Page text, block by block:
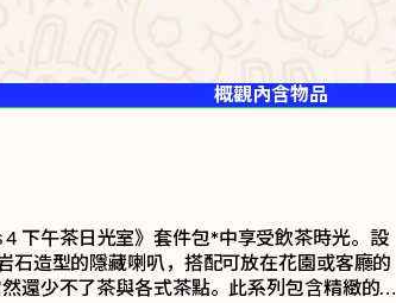
概觀內含物品
下午茶日光室》套件包*中享受飲茶時光。設
造型的隱藏喇叭，搭配可放在花園或客廳的
還少不了茶與各式茶點。此系列包含精緻的茶